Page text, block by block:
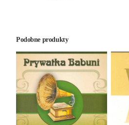
Podobne produkty